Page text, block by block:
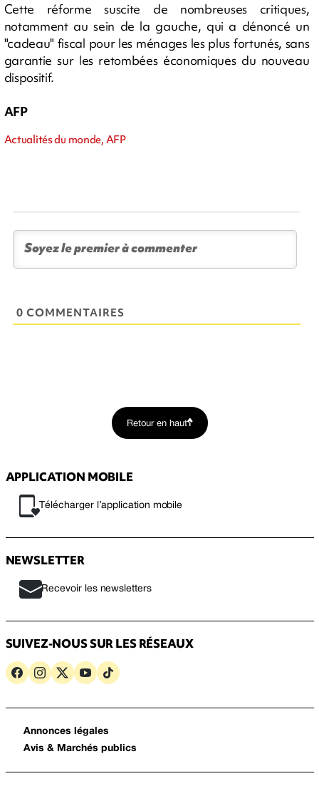
Cette réforme suscite de nombreuses critiques,
notamment au sein de la gauche, qui a dénoncé un
"cadeau" fiscal pour les ménages les plus fortunés, sans
garantie sur les retombées économiques du nouveau
dispositif.
AFP
Actualités du monde, AFP
0 COMMENTAIRES
Retour en haut
APPLICATION MOBILE
Télécharger l’application mobile
NEWSLETTER
Recevoir les newsletters
SUIVEZ-NOUS SUR LES RÉSEAUX
Annonces légales
Avis & Marchés publics